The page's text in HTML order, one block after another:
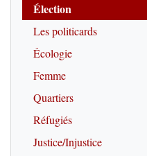
Élection
Les politicards
Écologie
Femme
Quartiers
Réfugiés
Justice/Injustice